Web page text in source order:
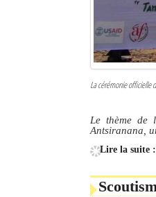
Le Nord de Madagascar
La cérémonie officielle
Le thème de
Antsiranana,
Lire la suite :